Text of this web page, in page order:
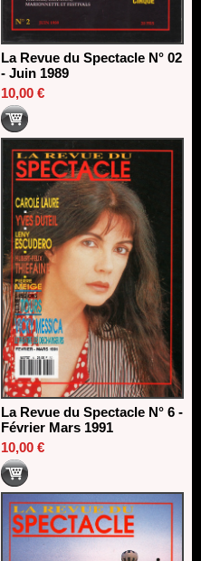
La Revue du Spectacle N° 02
- Juin 1989
10,00 €
La Revue du Spectacle N° 6 -
Février Mars 1991
10,00 €